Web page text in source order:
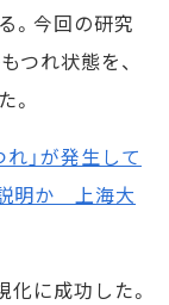
。今回の研究
つれ状態を、
。
」が発生して
明か 上海大
化に成功した。